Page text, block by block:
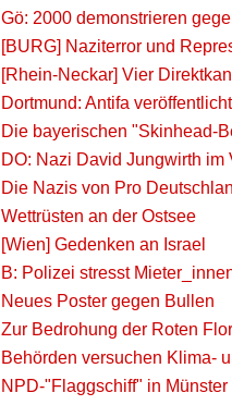
Gö: 2000 demonstrieren
[BURG] Naziterror und
[Rhein-Neckar] Vier
Dortmund: Antifa
Die bayerischen "Skinhead-
DO: Nazi David Jungwirth im
Die Nazis von Pro
Wettrüsten an der Ostsee
[Wien] Gedenken an Israel
B: Polizei stresst
Neues Poster gegen Bullen
Zur Bedrohung der Roten
Behörden versuchen Klima-
NPD-"Flaggschiff" in Münster